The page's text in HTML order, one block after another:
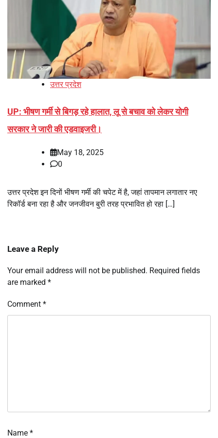
उत्तर प्रदेश
UP: भीषण गर्मी से बिगड़ रहे हालात, लू से बचाव को लेकर योगी
सरकार ने जारी की एडवाइजरी।
May 18, 2025
0
उत्तर प्रदेश इन दिनों भीषण गर्मी की चपेट में है, जहां तापमान लगातार नए
रिकॉर्ड बना रहा है और जनजीवन बुरी तरह प्रभावित हो रहा […]
Leave a Reply
Your email address will not be published. Required fields
are marked *
Comment *
Name *